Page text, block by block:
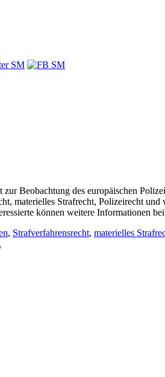
Beobachtung des europäischen
materielles Strafrecht, Polizeirecht
können weitere Informationen
, Strafverfahrensrecht, materielles